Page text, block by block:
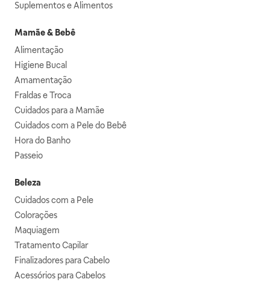
Suplementos e Alimentos
Mamãe & Bebê
Alimentação
Higiene Bucal
Amamentação
Fraldas e Troca
Cuidados para a Mamãe
Cuidados com a Pele do Bebê
Hora do Banho
Passeio
Beleza
Cuidados com a Pele
Colorações
Maquiagem
Tratamento Capilar
Finalizadores para Cabelo
Acessórios para Cabelos